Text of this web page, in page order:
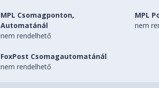
MPL Csomagponton,
Automatánál
nem rendelhető
MPL
nem
FoxPost Csomagautomatánál
nem rendelhető